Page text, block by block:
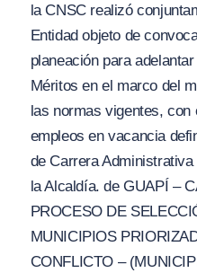
la CNSC realizó
Entidad objeto de
planeación para
Méritos en el marco del
las normas vigentes, con
empleos en vacancia
de Carrera
la Alcaldía. de GUAPÍ –
PROCESO DE
MUNICIPIOS
CONFLICTO –